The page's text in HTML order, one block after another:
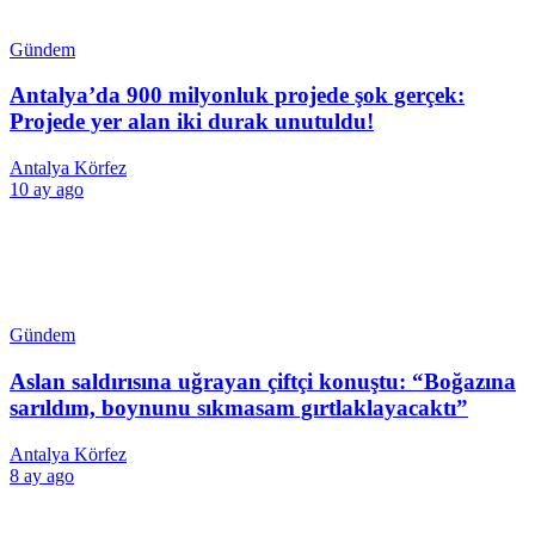
Gündem
Antalya’da 900 milyonluk projede şok gerçek:
Projede yer alan iki durak unutuldu!
Antalya Körfez
10 ay ago
Gündem
Aslan saldırısına uğrayan çiftçi konuştu: “Boğazına
sarıldım, boynunu sıkmasam gırtlaklayacaktı”
Antalya Körfez
8 ay ago